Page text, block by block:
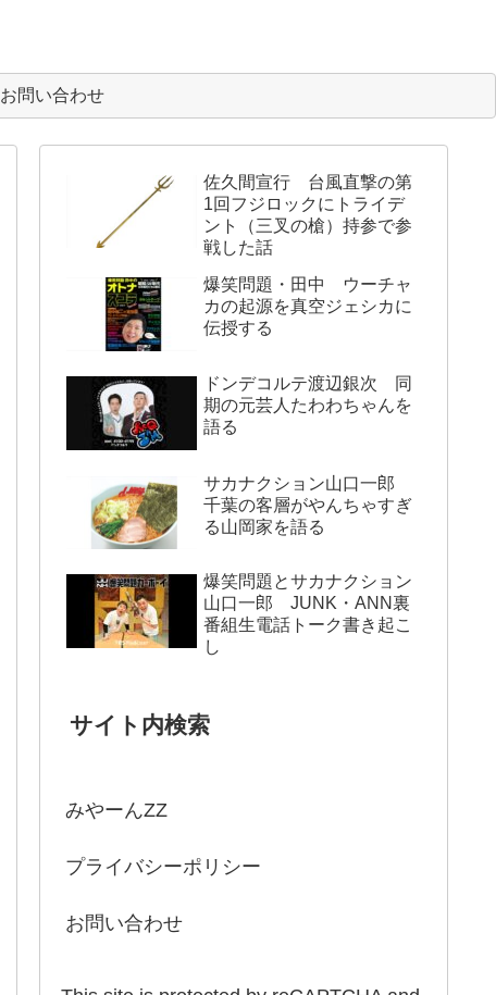
お問い合わせ
佐久間宣行 台風直撃の第
1回フジロックにトライデ
ント（三叉の槍）持参で参
戦した話
爆笑問題・田中 ウーチャ
カの起源を真空ジェシカに
伝授する
ドンデコルテ渡辺銀次 同
期の元芸人たわわちゃんを
語る
サカナクション山口一郎
千葉の客層がやんちゃすぎ
る山岡家を語る
爆笑問題とサカナクション
山口一郎 JUNK・ANN裏
番組生電話トーク書き起こ
し
サイト内検索
みやーんZZ
プライバシーポリシー
お問い合わせ